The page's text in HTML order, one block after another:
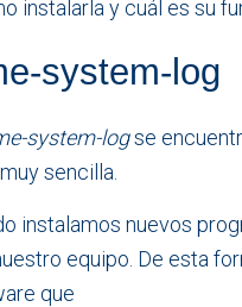
instalarla y cuál es su
system-log
system-logse
sencilla.
instalamos nuevos
equipo. De esta
que